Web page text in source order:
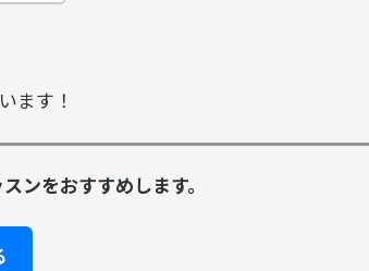
ます！
ンをおすすめします。